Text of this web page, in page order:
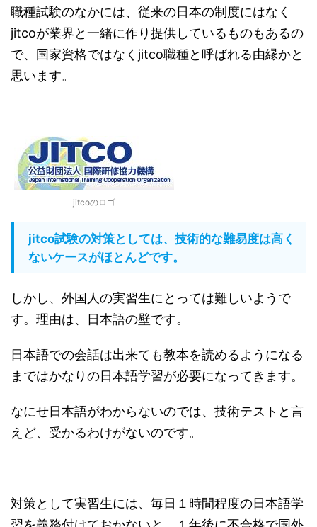
職種試験のなかには、従来の日本の制度にはなく
jitcoが業界と一緒に作り提供しているものもあるの
で、国家資格ではなくjitco職種と呼ばれる由縁かと
思います。
jitcoのロゴ
jitco試験の対策としては、技術的な難易度は高く
ないケースがほとんどです。
しかし、外国人の実習生にとっては難しいようで
す。理由は、日本語の壁です。
日本語での会話は出来ても教本を読めるようになる
まではかなりの日本語学習が必要になってきます。
なにせ日本語がわからないのでは、技術テストと言
えど、受かるわけがないのです。
対策として実習生には、毎日１時間程度の日本語学